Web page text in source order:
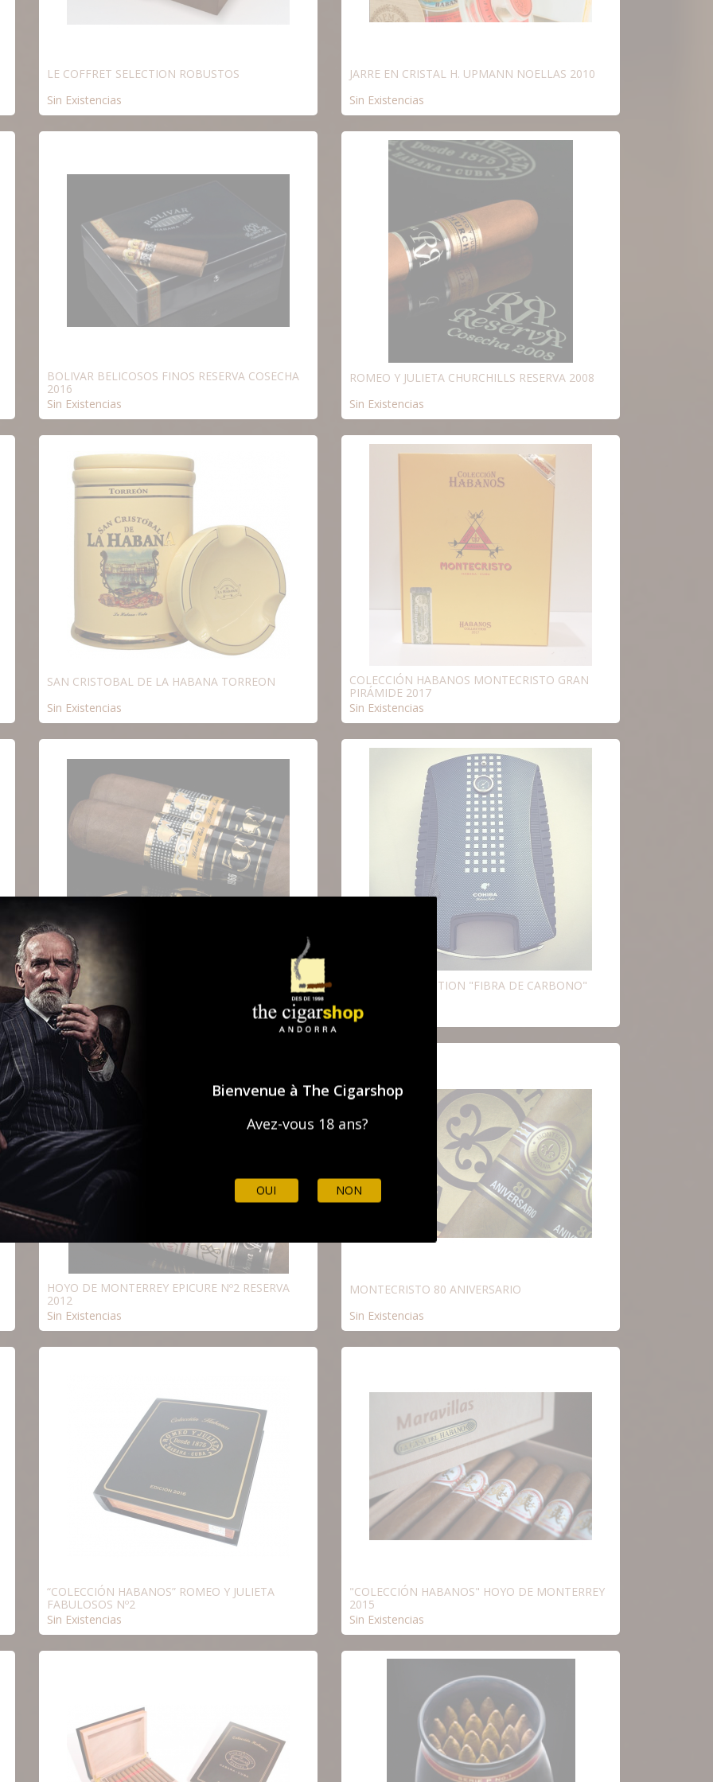
Bienvenue à The Cigarshop
Avez-vous 18 ans?
OUI NON
LE COFFRET SELECTION ROBUSTOS
Sin Existencias
JARRE EN CRISTAL H. UPMANN NOELLAS 2010
Sin Existencias
BOLIVAR BELICOSOS FINOS RESERVA COSECHA
2016
Sin Existencias
ROMEO Y JULIETA CHURCHILLS RESERVA 2008
Sin Existencias
SAN CRISTOBAL DE LA HABANA TORREON
Sin Existencias
COLECCIÓN HABANOS MONTECRISTO GRAN
PIRÁMIDE 2017
Sin Existencias
HUMIDOR COHIBA 1966: ÉDITION SPÉCIALE
COMMÉMORATIVE
Sin Existencias
COHIBA CAR EDITION "FIBRA DE CARBONO"
Sin Existencias
HOYO DE MONTERREY EPICURE Nº2 RESERVA
2012
Sin Existencias
MONTECRISTO 80 ANIVERSARIO
Sin Existencias
“COLECCIÓN HABANOS” ROMEO Y JULIETA
FABULOSOS Nº2
Sin Existencias
"COLECCIÓN HABANOS" HOYO DE MONTERREY
2015
Sin Existencias